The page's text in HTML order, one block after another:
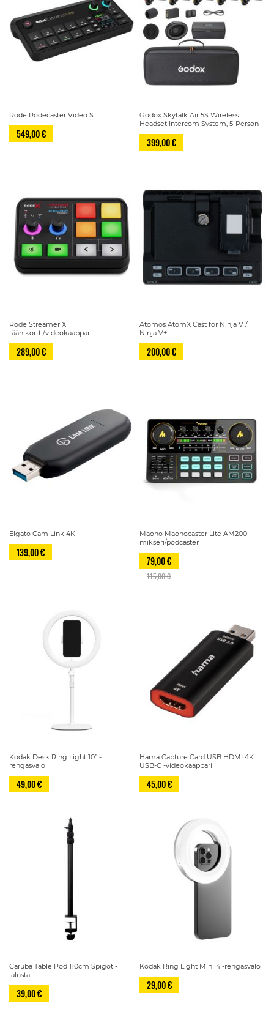
Rode Rodecaster Video S
549,00 €
Godox Skytalk Air 5S Wireless
Headset Intercom System, 5-Person
399,00 €
Rode Streamer X
-äänikortti/videokaappari
289,00 €
Atomos AtomX Cast for Ninja V /
Ninja V+
200,00 €
Elgato Cam Link 4K
139,00 €
Maono Maonocaster Lite AM200 -
mikseri/podcaster
79,00 €
115,00 €
Kodak Desk Ring Light 10” -
rengasvalo
49,00 €
Hama Capture Card USB HDMI 4K
USB-C -videokaappari
45,00 €
Caruba Table Pod 110cm Spigot -
jalusta
39,00 €
Kodak Ring Light Mini 4 -rengasvalo
29,00 €